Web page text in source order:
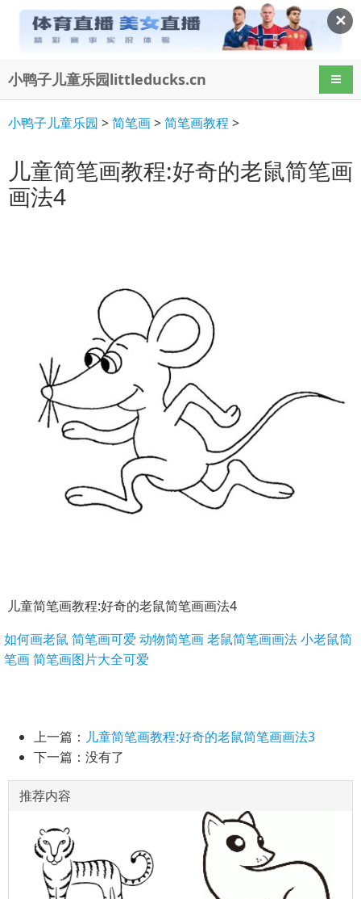
✕
小鸭子儿童乐园littleducks.cn 导航
小鸭子儿童乐园 >简笔画>简笔画教程 >
儿童简笔画教程:好奇的老鼠简笔画
画法4
儿童简笔画教程:好奇的老鼠简笔画画法4
如何画老鼠 简笔画可爱 动物简笔画老鼠简笔画画法小老鼠简
笔画简笔画图片大全可爱
上一篇： 儿童简笔画教程:好奇的老鼠简笔画画法3
下一篇：没有了
推荐内容